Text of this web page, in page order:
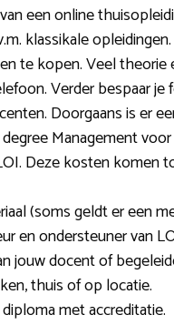
een online
klassikale
te kopen. Veel
Verder bespaar
Doorgaans is er
Management
Deze kosten komen
(soms geldt er een
en ondersteuner van
jouw docent of
thuis of op locatie.
met accreditatie.